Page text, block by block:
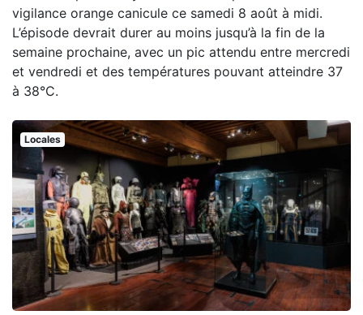
vigilance orange canicule ce samedi 8 août à midi.
L’épisode devrait durer au moins jusqu’à la fin de la
semaine prochaine, avec un pic attendu entre mercredi
et vendredi et des températures pouvant atteindre 37
à 38°C.
Locales